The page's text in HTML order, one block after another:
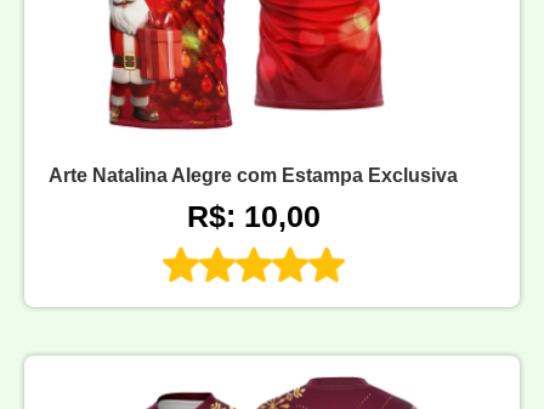
Arte Natalina Alegre com Estampa Exclusiva
R$: 10,00